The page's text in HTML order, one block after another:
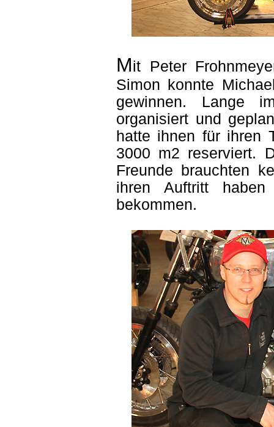
Mit Peter
Simon konnte
gewinnen. Lange
organisiert und
hatte ihnen für ihren
3000 m2 reserviert.
Freunde brauchten
ihren Auftritt
bekommen.